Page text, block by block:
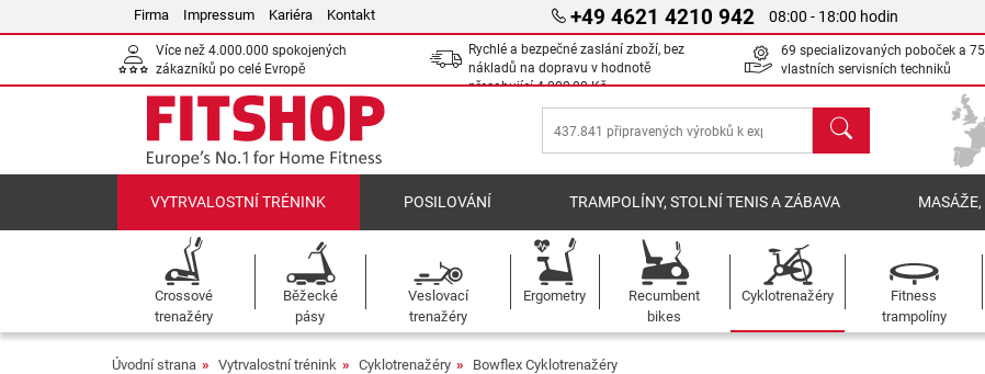
Firma Impressum Kariéra Kontakt +49 4621 4210 942 08:00 - 18:00 hodin
Více než 4.000.000 spokojených
zákazníků po celé Evropě
Rychlé a bezpečné zaslání zboží, bez
nákladů na dopravu v hodnotě
přesahující4 000,00 Kč
69 specializovaných poboček a 75
vlastních servisních techniků
Hledat
VYTRVALOSTNÍ TRÉNINK POSILOVÁNÍ TRAMPOLÍNY, STOLNÍ TENIS A ZÁBAVA
Crossové
trenažéry
Běžecké
pásy
Veslovací
trenažéry
Ergometry
Recumbent
bikes
Cyklotrenažéry
Fitness
trampolíny
Úvodní strana Vytrvalostní trénink Cyklotrenažéry Bowflex Cyklotrenažéry